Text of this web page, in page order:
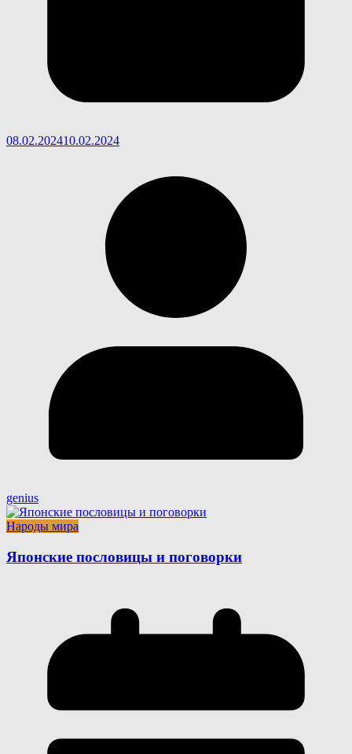
08.02.202410.02.2024
genius
Народы мира
Японские пословицы и поговорки